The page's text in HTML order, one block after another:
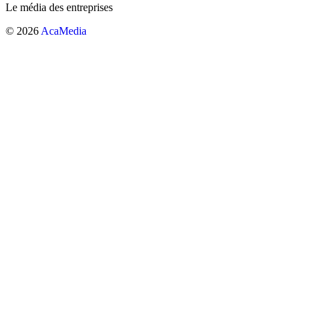
Le média des entreprises
© 2026 AcaMedia